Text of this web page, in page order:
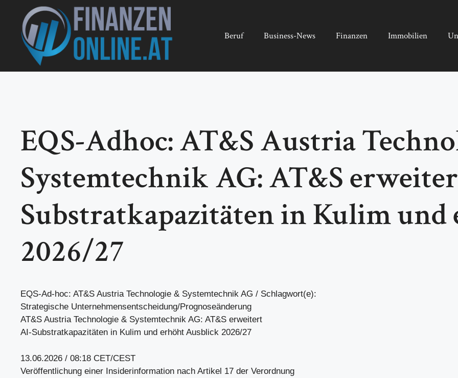
springen
Beruf Business-News Finanzen Immobilien
EQS-Adhoc: AT&S Austria
Systemtechnik AG: AT&S
Substratkapazitäten in Kulim
2026/27
EQS-Ad-hoc: AT&S Austria Technologie & Systemtechnik AG / Schlagwort(e):
Strategische Unternehmensentscheidung/Prognoseänderung
AT&S Austria Technologie & Systemtechnik AG: AT&S erweitert
AI-Substratkapazitäten in Kulim und erhöht Ausblick 2026/27
13.06.2026 / 08:18 CET/CEST
Veröffentlichung einer Insiderinformation nach Artikel 17 der Verordnung